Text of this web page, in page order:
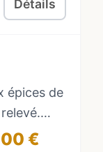
Détails
épices de
€